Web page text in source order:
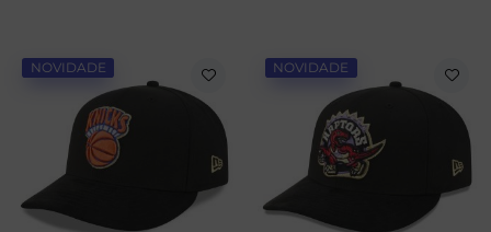
NOVIDADE NOVIDADE